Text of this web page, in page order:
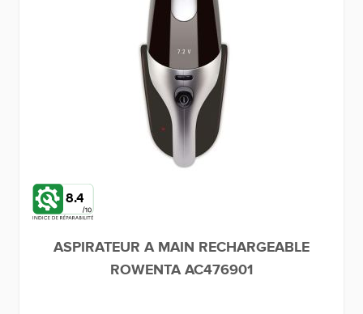
8.4
ASPIRATEUR A MAIN RECHARGEABLE
ROWENTA AC476901